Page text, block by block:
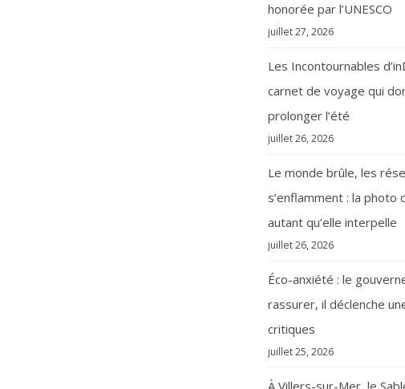
honorée par l’UNESCO
juillet 27, 2026
Les Incontournables
carnet de voyage qui
prolonger l’été
juillet 26, 2026
Le monde brûle, les
s’enflamment : la photo
autant qu’elle interpelle
juillet 26, 2026
Éco-anxiété : le
rassurer, il déclenche
critiques
juillet 25, 2026
À Villers-sur-Mer, le